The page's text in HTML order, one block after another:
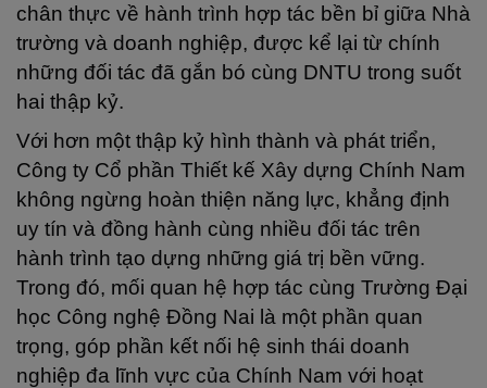
chân thực về hành trình hợp tác bền bỉ giữa Nhà
trường và doanh nghiệp, được kể lại từ chính
những đối tác đã gắn bó cùng DNTU trong suốt
hai thập kỷ.
Với hơn một thập kỷ hình thành và phát triển,
Công ty Cổ phần Thiết kế Xây dựng Chính Nam
không ngừng hoàn thiện năng lực, khẳng định
uy tín và đồng hành cùng nhiều đối tác trên
hành trình tạo dựng những giá trị bền vững.
Trong đó, mối quan hệ hợp tác cùng Trường Đại
học Công nghệ Đồng Nai là một phần quan
trọng, góp phần kết nối hệ sinh thái doanh
nghiệp đa lĩnh vực của Chính Nam với hoạt